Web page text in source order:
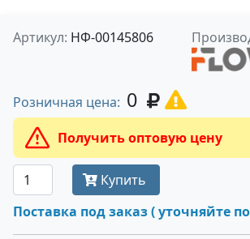
Артикул: НФ-00145806
Розничная цена: 0
Получить оптовую цену
Купить
Поставка под заказ ( уточняйте